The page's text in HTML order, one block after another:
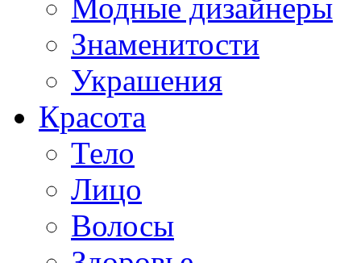
Модные дизайнеры
Знаменитости
Украшения
Красота
Тело
Лицо
Волосы